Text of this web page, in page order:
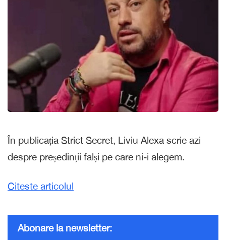
În publicația Strict Secret, Liviu Alexa scrie azi
despre președinții falși pe care ni-i alegem.
Citeste articolul
Abonare la newsletter: